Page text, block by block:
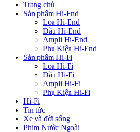
Trang chủ
Sản phẩm Hi-End
Loa Hi-End
Đầu Hi-End
Ampli Hi-End
Phụ Kiện Hi-End
Sản phẩm Hi-Fi
Loa Hi-Fi
Đầu Hi-Fi
Ampli Hi-Fi
Phụ Kiện Hi-Fi
Hi-Fi
Tin tức
Xe và đời sống
Phim Nước Ngoài